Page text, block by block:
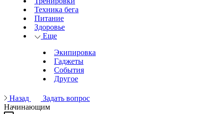
Техника бега
Питание
Здоровье
Еще
Экипировка
Гаджеты
События
Другое
Назад
Задать вопрос
Начинающим